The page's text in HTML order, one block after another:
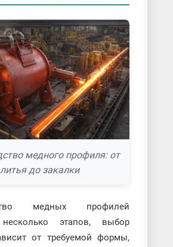
медного профиля: от
литья до закалки
медных профилей
этапов, выбор
от требуемой формы,